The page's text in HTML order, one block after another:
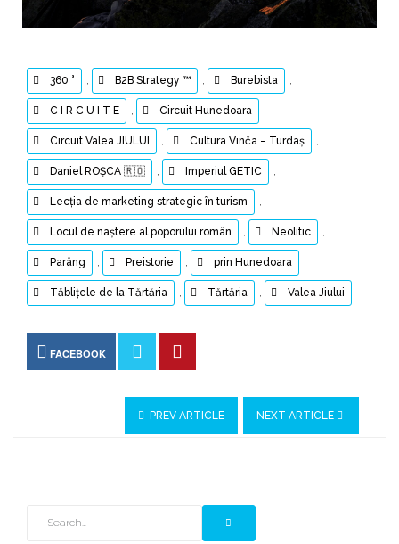
360 ° B2B Strategy ™ Burebista
C I R C U I T E Circuit Hunedoara
Circuit Valea JIULUI Cultura Vinča – Turdaş
Daniel ROȘCA 🇷🇴 Imperiul GETIC
Lecția de marketing strategic în turism
Locul de naştere al poporului român Neolitic
Parâng Preistorie prin Hunedoara
Tăblițele de la Tărtăria Tărtăria Valea Jiului
FACEBOOK
PREV ARTICLE NEXT ARTICLE